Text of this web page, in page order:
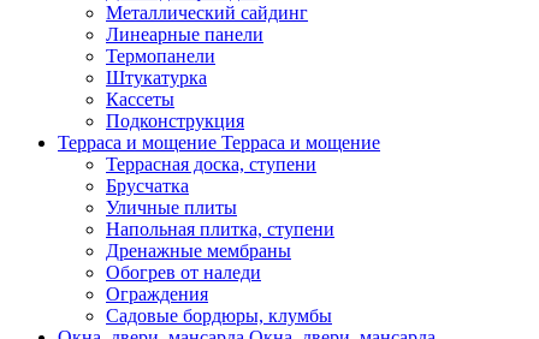
Металлический сайдинг
Линеарные панели
Термопанели
Штукатурка
Кассеты
Подконструкция
Терраса и мощение Терраса и мощение
Террасная доска, ступени
Брусчатка
Уличные плиты
Напольная плитка, ступени
Дренажные мембраны
Обогрев от наледи
Ограждения
Садовые бордюры, клумбы